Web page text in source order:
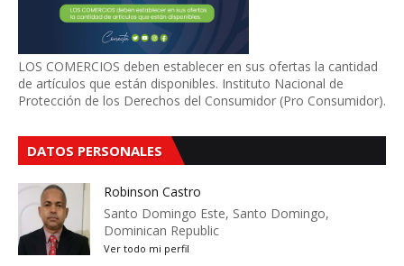
LOS COMERCIOS deben establecer en sus ofertas la cantidad
de artículos que están disponibles. Instituto Nacional de
Protección de los Derechos del Consumidor (Pro Consumidor).
DATOS PERSONALES
Robinson Castro
Santo Domingo Este, Santo Domingo,
Dominican Republic
Ver todo mi perfil